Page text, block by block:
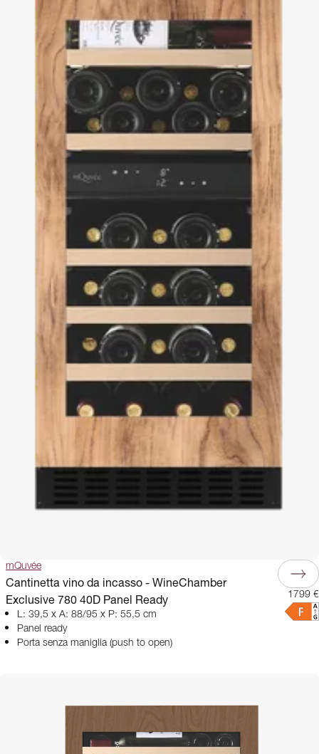
vino Push/Pull di alta gamma e trova la soluzione perfetta per la tua casa.
mQuvée
Cantinetta vino da incasso - WineChamber
Exclusive 780 40D Panel Ready
L: 39,5 x A: 88/95 x P: 55,5 cm
Panel ready
Porta senza maniglia (push to open)
1799 €